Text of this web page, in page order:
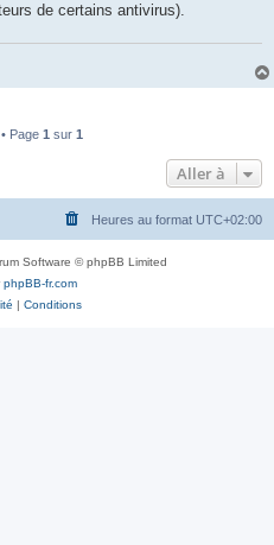
de certains antivirus).
Page 1 sur 1
Aller à
Heures au format UTC+02:00
Software © phpBB Limited
phpBB-fr.com
| Conditions